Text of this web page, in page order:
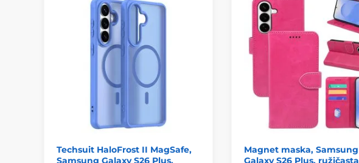
Techsuit HaloFrost II MagSafe,
Samsung Galaxy S26 Plus,
Magnet maska, Samsung
Galaxy S26 Plus, ružičasta